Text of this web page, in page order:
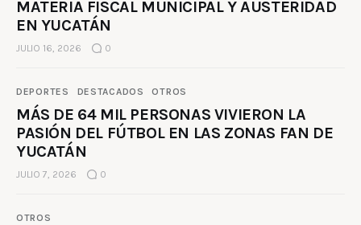
MATERIA FISCAL MUNICIPAL Y AUSTERIDAD
EN YUCATÁN
JULIO 16, 2026 0
DEPORTES DESTACADOS OTROS
MÁS DE 64 MIL PERSONAS VIVIERON LA
PASIÓN DEL FÚTBOL EN LAS ZONAS FAN DE
YUCATÁN
JULIO 7, 2026 0
OTROS